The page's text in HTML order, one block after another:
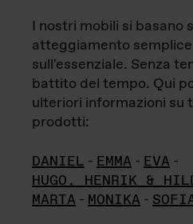
I nostri mobili si basano
atteggiamento
sull'essenziale. Senza
battito del tempo. Qui
ulteriori informazioni su
prodotti:
DANIEL - EMMA - EVA -
HUGO, HENRIK &
MARTA - MONIKA -